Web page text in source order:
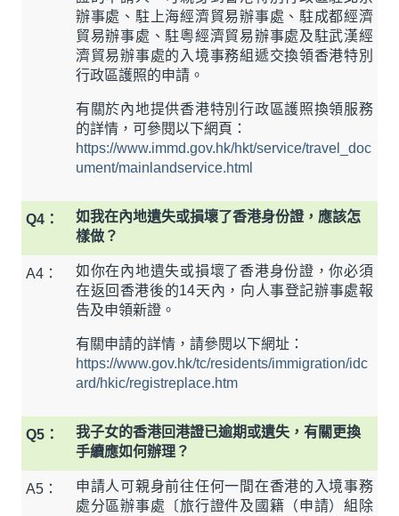
辦事處、駐上海經濟貿易辦事處、駐成都經濟
貿易辦事處、駐粵經濟貿易辦事處及駐武漢經
濟貿易辦事處的入境事務組遞交換領香港特別
行政區護照的申請。
有關於內地提供香港特別行政區護照換領服務
的詳情，可參閱以下網頁：
https://www.immd.gov.hk/hkt/service/travel_doc
ument/mainlandservice.html
Q4：
如我在內地遺失或損壞了香港身份證，應該怎
樣做？
A4：
如你在內地遺失或損壞了香港身份證，你必須
在返回香港後的14天內，向人事登記辦事處報
告及申領新證。
有關申請的詳情，請參閱以下網址：
https://www.gov.hk/tc/residents/immigration/idc
ard/hkic/registreplace.htm
Q5：
我子女的香港回港證已逾期或遺失，有關更換
手續應如何辦理？
A5：
申請人可親身前往任何一間在香港的入境事務
處分區辦事處〔旅行證件及國籍（申請）組除